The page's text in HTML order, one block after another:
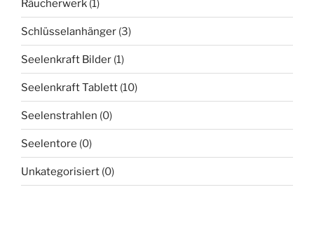
Räucherwerk (1)
Schlüsselanhänger (3)
Seelenkraft Bilder (1)
Seelenkraft Tablett (10)
Seelenstrahlen (0)
Seelentore (0)
Unkategorisiert (0)